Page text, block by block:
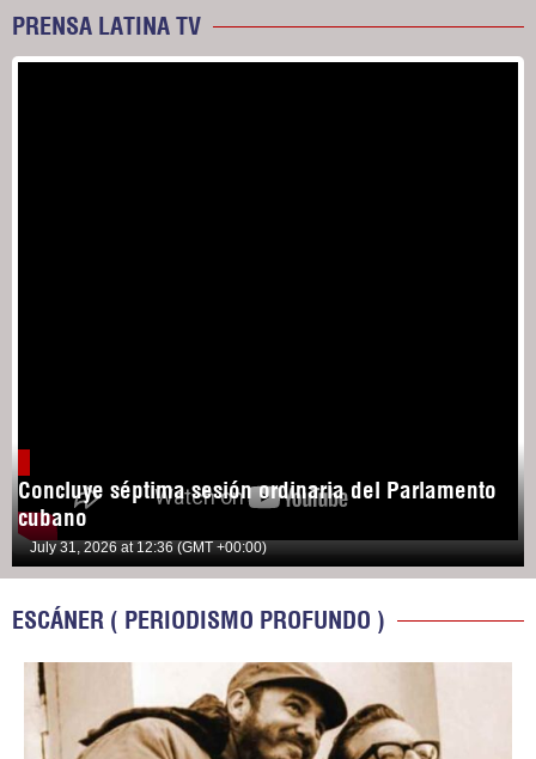
PRENSA LATINA TV
Concluye séptima sesión ordinaria del Parlamento
cubano
July 31, 2026 at 12:36 (GMT +00:00)
ESCÁNER ( PERIODISMO PROFUNDO )